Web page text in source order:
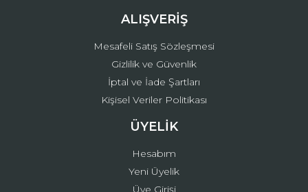
ALIŞVERİŞ
Mesafeli Satış Sözleşmesi
Gizlilik ve Güvenlik
İptal ve İade Şartları
Kişisel Veriler Politikası
ÜYELİK
Hesabım
Yeni Üyelik
Üye Girişi